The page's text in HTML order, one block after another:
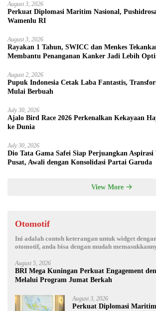
August 3, 2026
Perkuat Diplomasi Maritim Nasional,
Wamenlu RI
August 3, 2026
Rayakan 1 Tahun, SWICC dan Menkes
Membantu Penanganan Kanker Jadi Lebih
August 2, 2026
Pupuk Indonesia Cetak Laba Fantastis,
Mulai Berbuah
July 30, 2026
Ajalo Bird Race 2026 Perkenalkan Kekayaan
ke Dunia
July 30, 2026
Dio Tata Gama Safei Siap Perjuangkan
Pusat, Awali dengan Konsolidasi Partai Garuda
View More
Otomotif
Ini adalah contoh keterangan untuk widget
otomotif, anda bisa dengan mudah
August 5, 2026
BRI Mega Kuningan Perkuat Engagement
Melalui Program Jumat Berkah
August 3, 2026
Perkuat Diplomasi